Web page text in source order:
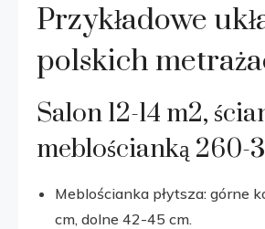
Przykładowe
polskich
Salon 12-14 m2,
meblościanką 260-
Meblościanka płytsza: górne
cm, dolne 42-45 cm.